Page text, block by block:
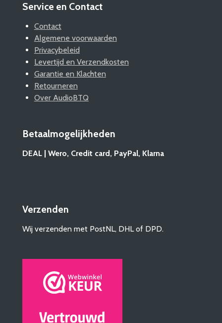
Service en Contact
Contact
Algemene voorwaarden
Privacybeleid
Levertijd en Verzendkosten
Garantie en Klachten
Retourneren
Over AudioBTQ
Betaalmogelijkheden
DEAL | Wero, Credit card, PayPal, Klarna
Verzenden
Wij verzenden met PostNL, DHL of DPD.